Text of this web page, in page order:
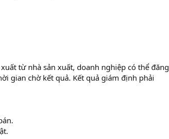
từ nhà sản xuất, doanh nghiệp có thể đăng
gian chờ kết quả. Kết quả giám định phải